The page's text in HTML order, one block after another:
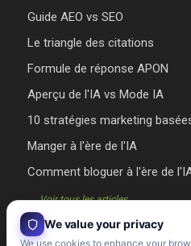
Guide AEO vs SEO
Le triangle des citations
Formule de réponse APON
Aperçu de l'IA vs Mode IA
10 stratégies marketing
Manger à l'ère de l'IA
Comment bloguer à l'ère de
→ Voir tous les articles
We value your privacy
We use cookies to enhance your